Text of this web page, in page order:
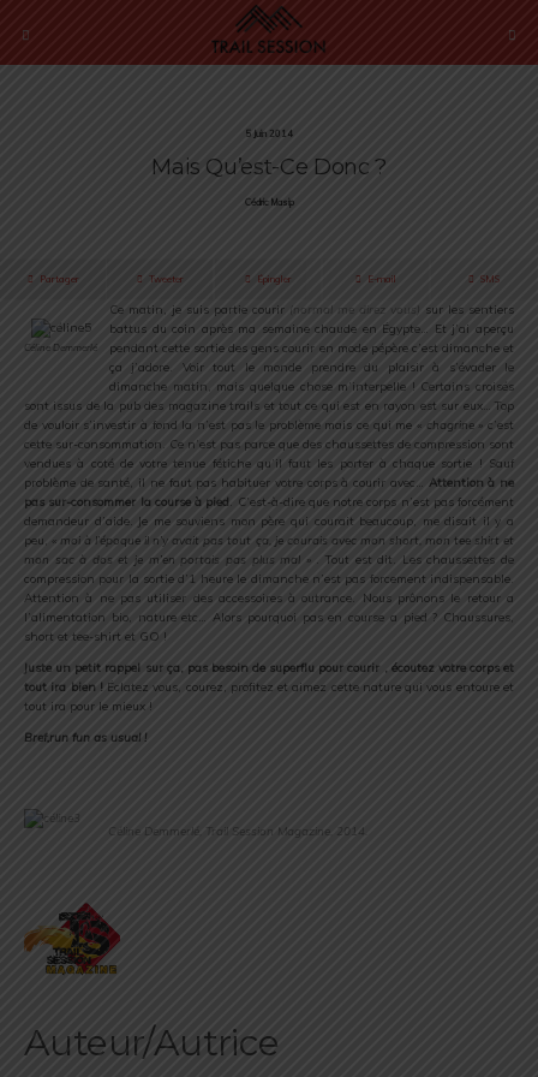
5 Juin 2014
Mais Qu’est-Ce Donc ?
Cédric Masip
Partager Tweeter Épingler E-mail SMS
Céline Demmerlé
Ce matin, je suis partie courir (normal me direz vous) sur les sentiers
battus du coin après ma semaine chaude en Égypte… Et j’ai aperçu
pendant cette sortie des gens courir en mode pépère c’est dimanche et
ça j’adore. Voir tout le monde prendre du plaisir à s’évader le
dimanche matin, mais quelque chose m’interpelle ! Certains croisés
sont issus de la pub des magazine trails et tout ce qui est en rayon est sur eux… Top
de vouloir s’investir à fond la n’est pas le problème mais ce qui me« chagrine » c’est
cette sur-consommation. Ce n’est pas parce que des chaussettes de compression sont
vendues à coté de votre tenue fétiche qu’il faut les porter à chaque sortie ! Sauf
problème de santé, il ne faut pas habituer votre corps à courir avec… Attention à ne
pas sur-consommer la course à pied. C’est-à-dire que notre corps n’est pas forcément
demandeur d’aide. Je me souviens mon père qui courait beaucoup, me disait il y a
peu,« moi à l’époque il n’y avait pas tout ça, je courais avec mon short, mon tee shirt et
mon sac à dos et je m’en portais pas plus mal ». Tout est dit. Les chaussettes de
compression pour la sortie d’1 heure le dimanche n’est pas forcement indispensable.
Attention à ne pas utiliser des accessoires à outrance. Nous prônons le retour a
l’alimentation bio, nature etc… Alors pourquoi pas en course a pied ? Chaussures,
short et tee-shirt et GO !
Juste un petit rappel sur ça, pas besoin de superflu pour courir , écoutez votre corps et
tout ira bien ! Éclatez vous, courez, profitez et aimez cette nature qui vous entoure et
tout ira pour le mieux !
Bref,run fun as usual !
Céline Demmerlé, Trail Session Magazine, 2014.
Auteur/Autrice